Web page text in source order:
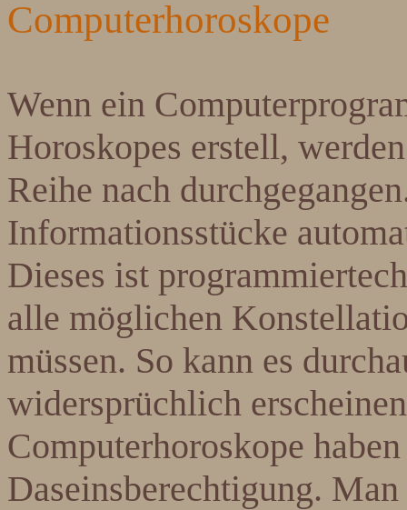
Computerhoroskope
Wenn ein
Horoskopes erstell,
Reihe nach
Informationsstücke
Dieses ist
alle möglichen
müssen. So kann es
widersprüchlich
Computerhoroskope
Daseinsberechtigung.